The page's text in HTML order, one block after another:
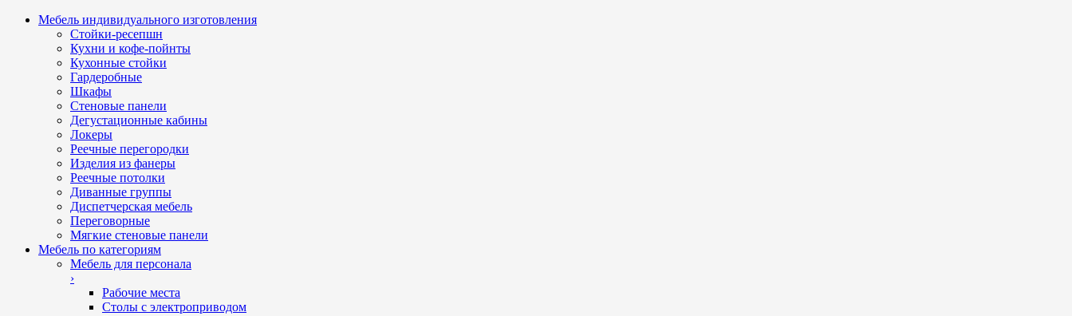
Мебель индивидуального изготовления
Стойки-ресепшн
Кухни и кофе-пойнты
Кухонные стойки
Гардеробные
Шкафы
Стеновые панели
Дегустационные кабины
Локеры
Реечные перегородки
Изделия из фанеры
Реечные потолки
Диванные группы
Диспетчерская мебель
Переговорные
Мягкие стеновые панели
Мебель по категориям
Мебель для персонала
›
Рабочие места
Столы с электроприводом